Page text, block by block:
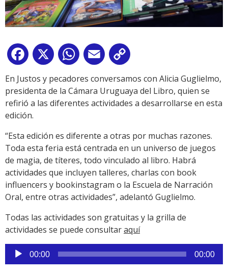
Facebook
X WhatsApp
Email
Link
En Justos y pecadores conversamos con Alicia Guglielmo,
presidenta de la Cámara Uruguaya del Libro, quien se
refirió a las diferentes actividades a desarrollarse en esta
edición.
“Esta edición es diferente a otras por muchas razones.
Toda esta feria está centrada en un universo de juegos
de magia, de títeres, todo vinculado al libro. Habrá
actividades que incluyen talleres, charlas con book
influencers y bookinstagram o la Escuela de Narración
Oral, entre otras actividades”, adelantó Guglielmo.
Todas las actividades son gratuitas y la grilla de
actividades se puede consultaraquí
Reproductor
de
00:00 00:00